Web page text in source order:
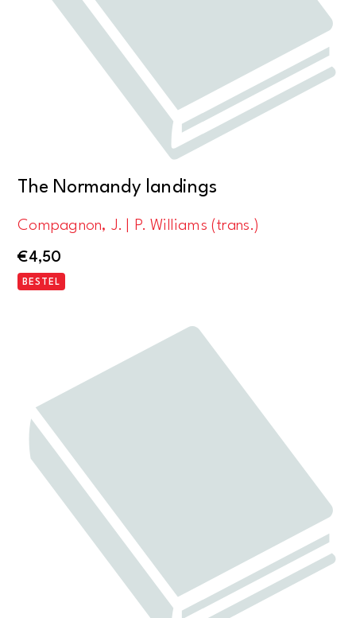
The Normandy landings
Compagnon, J. | P. Williams (trans.)
€4,50
BESTEL